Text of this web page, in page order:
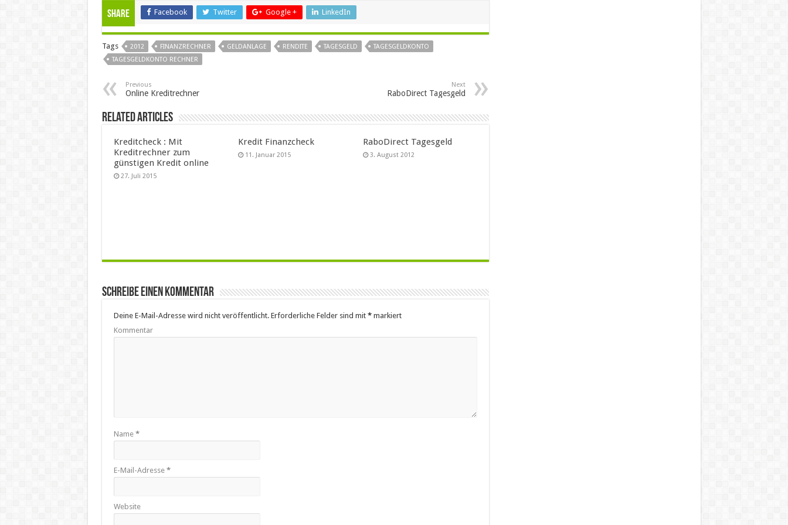
Share Facebook Twitter Google + LinkedIn
Tags 2012 FINANZRECHNER GELDANLAGE RENDITE TAGESGELD
TAGESGELDKONTO
TAGESGELDKONTO RECHNER
Previous
Online Kreditrechner
Next
RaboDirect Tagesgeld
Related Articles
Kreditcheck : Mit
Kreditrechner zum
günstigen Kredit online
27. Juli 2015
Kredit Finanzcheck
11. Januar 2015
RaboDirect Tagesgeld
3. August 2012
Schreibe einen Kommentar
Deine E-Mail-Adresse wird nicht veröffentlicht.Erforderliche Felder sind mit *markiert
Kommentar
Name *
E-Mail-Adresse *
Website